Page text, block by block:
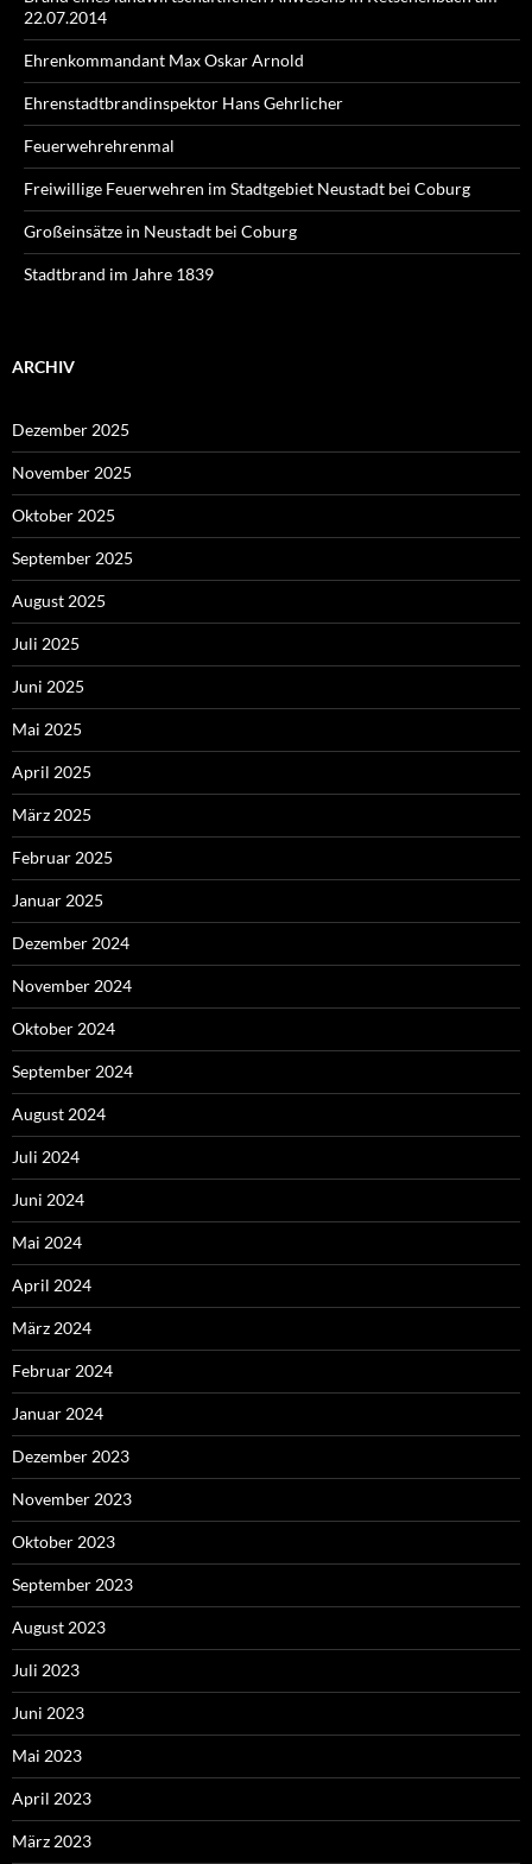
22.07.2014
Ehrenkommandant Max Oskar Arnold
Ehrenstadtbrandinspektor Hans Gehrlicher
Feuerwehrehrenmal
Freiwillige Feuerwehren im Stadtgebiet Neustadt bei Coburg
Großeinsätze in Neustadt bei Coburg
Stadtbrand im Jahre 1839
ARCHIV
Dezember 2025
November 2025
Oktober 2025
September 2025
August 2025
Juli 2025
Juni 2025
Mai 2025
April 2025
März 2025
Februar 2025
Januar 2025
Dezember 2024
November 2024
Oktober 2024
September 2024
August 2024
Juli 2024
Juni 2024
Mai 2024
April 2024
März 2024
Februar 2024
Januar 2024
Dezember 2023
November 2023
Oktober 2023
September 2023
August 2023
Juli 2023
Juni 2023
Mai 2023
April 2023
März 2023